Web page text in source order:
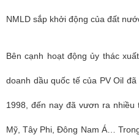
NMLD sắp khởi động của đất
Bên cạnh hoạt động ủy thác
doanh dầu quốc tế của PV Oil
1998, đến nay đã vươn ra
Mỹ, Tây Phi, Đông Nam Á…